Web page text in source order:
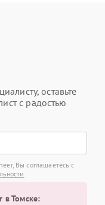
оставьте
с радостью
Вы соглашаетесь с
в Томске: